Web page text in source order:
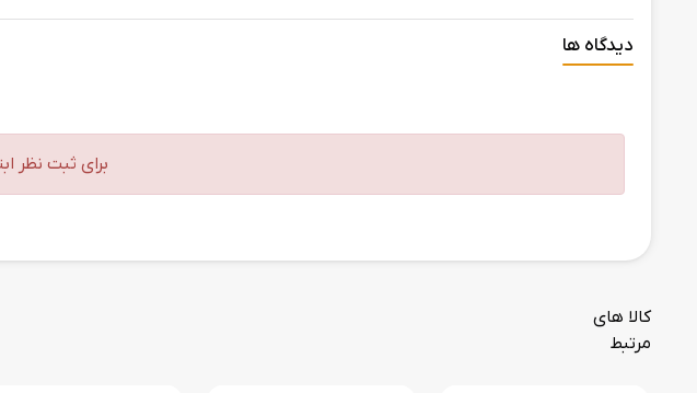
دیدگاه ها
برای ثبت نظر
کالا های
مرتبط